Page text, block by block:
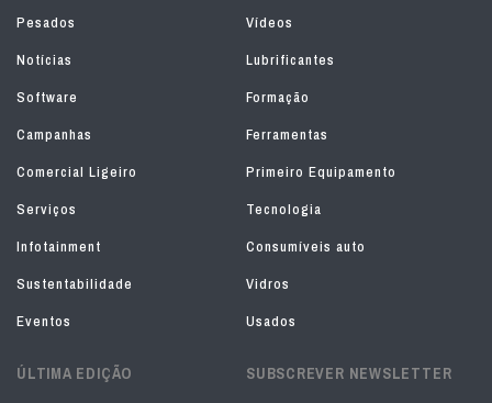
Pesados
Vídeos
Notícias
Lubrificantes
Software
Formação
Campanhas
Ferramentas
Comercial Ligeiro
Primeiro Equipamento
Serviços
Tecnologia
Infotainment
Consumíveis auto
Sustentabilidade
Vidros
Eventos
Usados
ÚLTIMA EDIÇÃO SUBSCREVER NEWSLETTER